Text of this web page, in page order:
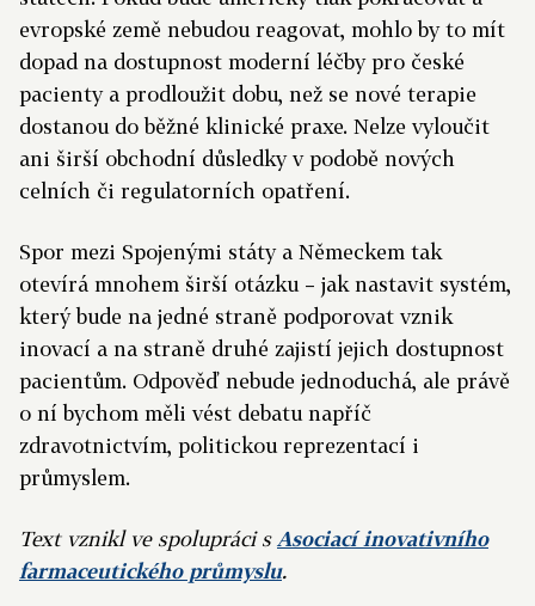
evropské země nebudou reagovat, mohlo by to mít
dopad na dostupnost moderní léčby pro české
pacienty a prodloužit dobu, než se nové terapie
dostanou do běžné klinické praxe. Nelze vyloučit
ani širší obchodní důsledky v podobě nových
celních či regulatorních opatření.
Spor mezi Spojenými státy a Německem tak
otevírá mnohem širší otázku – jak nastavit systém,
který bude na jedné straně podporovat vznik
inovací a na straně druhé zajistí jejich dostupnost
pacientům. Odpověď nebude jednoduchá, ale právě
o ní bychom měli vést debatu napříč
zdravotnictvím, politickou reprezentací i
průmyslem.
Text vznikl ve spolupráci s Asociací inovativního
farmaceutického průmyslu.